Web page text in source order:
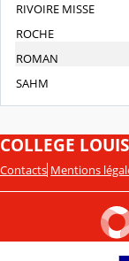
RIVOIRE MISSE
ROCHE
ROMAN
SAHM
COLLEGE
Contacts Mentions